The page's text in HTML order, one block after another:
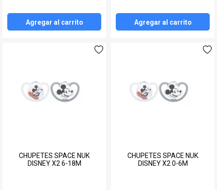
Agregar al carrito Agregar al carrito
CHUPETES SPACE NUK
DISNEY X2 6-18M
CHUPETES SPACE NUK
DISNEY X2 0-6M